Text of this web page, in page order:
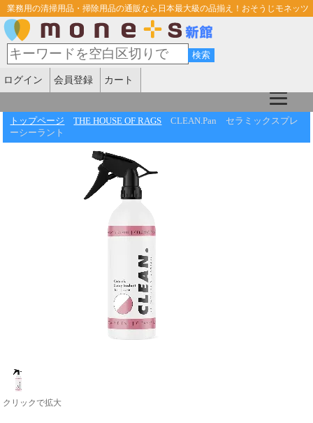
業務用の清掃用品・掃除用品の通販なら日本最大級の品揃え！おそうじモネッツ
ログイン 会員登録 カート
トップページ THE HOUSE OF RAGS
CLEAN.Pan セラミックスプレ
ーシーラント
クリックで拡大